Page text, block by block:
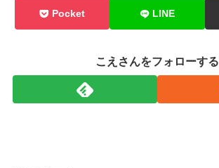
Pocket LINE
こえさんをフォローする